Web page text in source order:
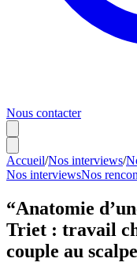
Nous contacter
Accueil/Nos interviews/
Nos interviewsNos
“Anatomie
Triet : travail
couple au